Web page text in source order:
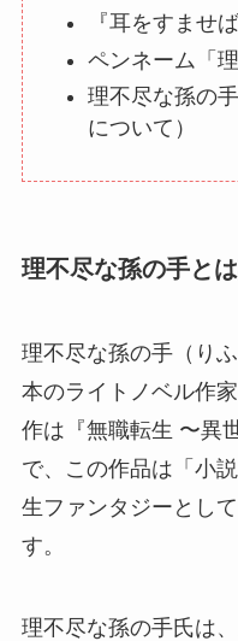
『耳をすませ
ペンネーム「
理不尽な孫の
について）
理不尽な孫の手と
理不尽な孫の手（り
本のライトノベル作
作は『無職転生 〜異
で、この作品は「小
生ファンタジーとし
す。
理不尽な孫の手氏は